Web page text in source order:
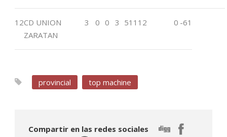
12CD UNION
ZARATAN
3 0 0 3 51 112 0 -61
provincial top machine
Compartir en las redes sociales